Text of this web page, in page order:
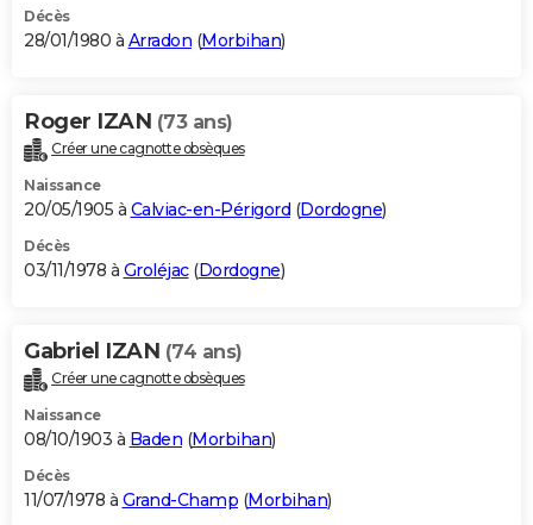
Décès
28/01/1980 à Arradon (Morbihan)
Roger IZAN (73 ans)
Créer une cagnotte obsèques
Naissance
20/05/1905 à Calviac-en-Périgord (Dordogne)
Décès
03/11/1978 à Groléjac(Dordogne)
Gabriel IZAN (74 ans)
Créer une cagnotte obsèques
Naissance
08/10/1903 à Baden (Morbihan)
Décès
11/07/1978 à Grand-Champ (Morbihan)